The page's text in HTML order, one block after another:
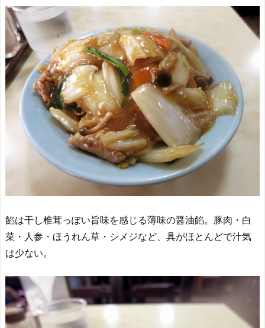
餡は干し椎茸っぽい旨味を感じる薄味の醤油餡。豚肉・白
菜・人参・ほうれん草・シメジなど、具がほとんどで汁気
は少ない。